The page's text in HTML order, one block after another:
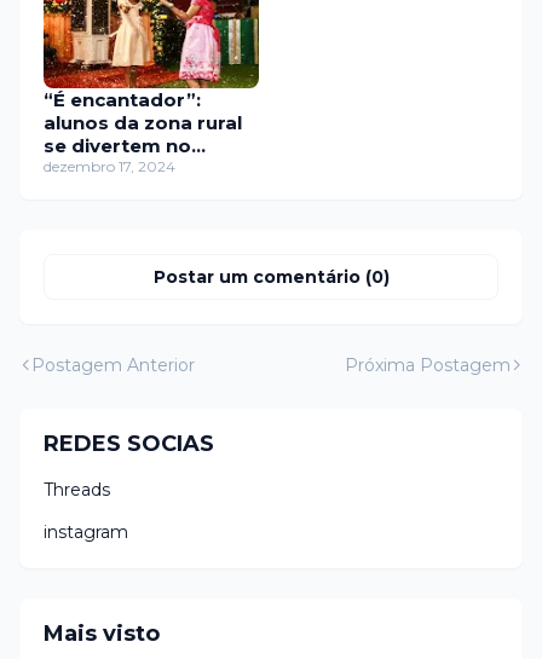
“É encantador”:
alunos da zona rural
se divertem no
“Estação Natal” pelo
dezembro 17, 2024
Postar um comentário (0)
Postagem Anterior Próxima Postagem
REDES SOCIAS
Threads
instagram
Mais visto